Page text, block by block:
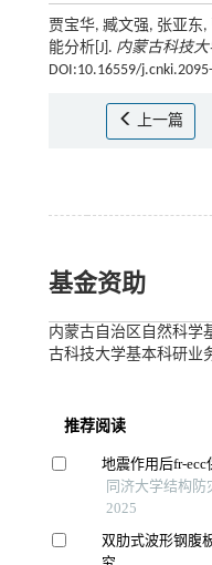
贾宝华, 臧文强, 张亚东
能分析[J]. 内蒙古科技
DOI:10.16559/
上一篇
基金资助
内蒙古自治区自然科学
古科技大学基本科研业